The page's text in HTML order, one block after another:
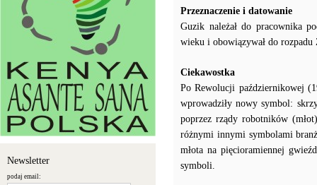
Newsletter
podaj email:
Przeznaczenie i datowanie
Guzik należał do pracownika
wieku i obowiązywał do
Ciekawostka
Po Rewolucji październikowej
wprowadziły nowy symbol:
poprzez rządy robotników
różnymi innymi symbolami
młota na pięcioramiennej
symboli.